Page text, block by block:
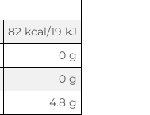
82 kcal/19 kJ
0 g
0 g
4.8 g